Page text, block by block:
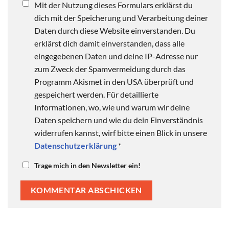
Mit der Nutzung dieses Formulars erklärst du
dich mit der Speicherung und Verarbeitung deiner
Daten durch diese Website einverstanden. Du
erklärst dich damit einverstanden, dass alle
eingegebenen Daten und deine IP-Adresse nur
zum Zweck der Spamvermeidung durch das
Programm Akismet in den USA überprüft und
gespeichert werden. Für detaillierte
Informationen, wo, wie und warum wir deine
Daten speichern und wie du dein Einverständnis
widerrufen kannst, wirf bitte einen Blick in unsere
Datenschutzerklärung *
Trage mich in den Newsletter ein!